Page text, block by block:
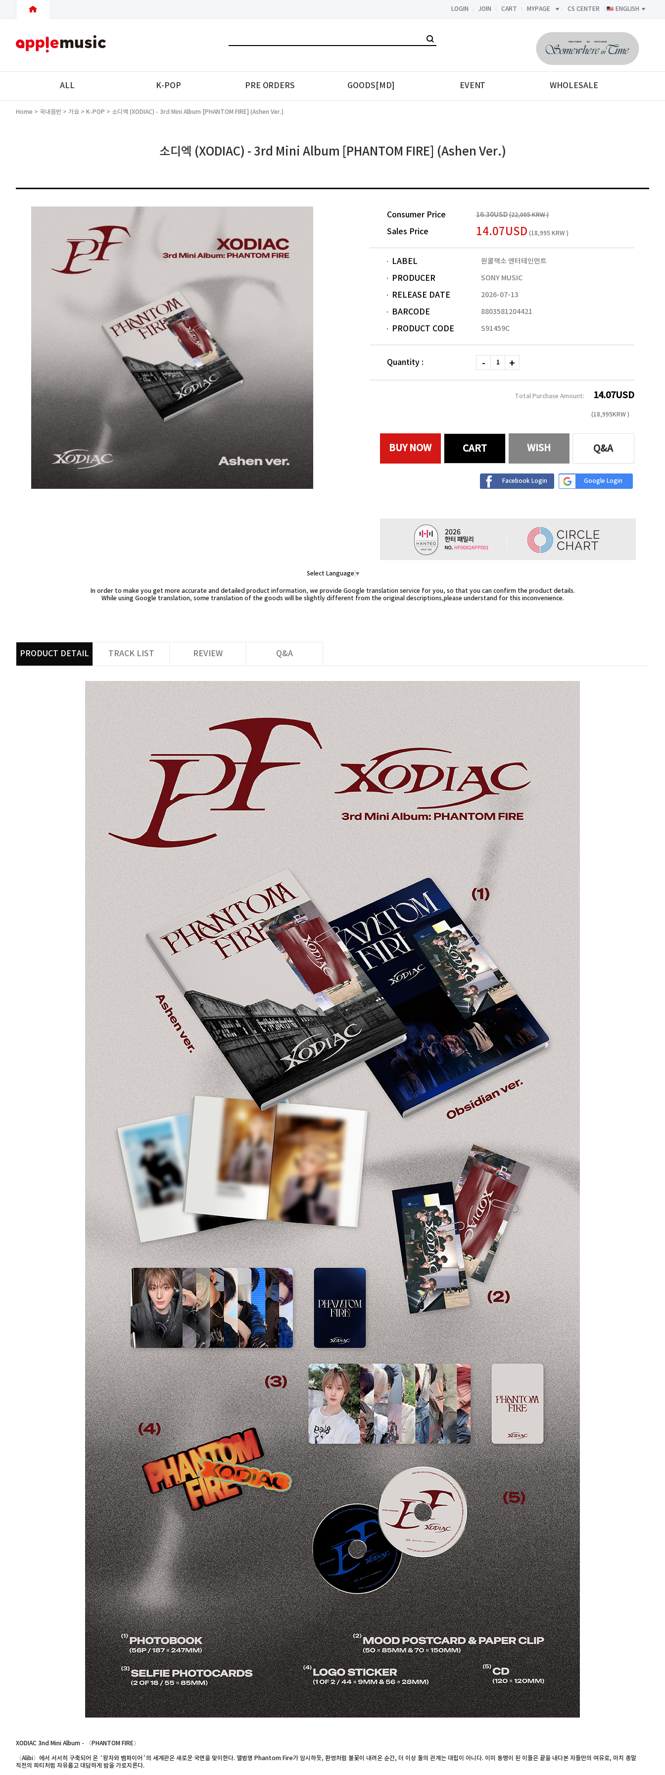
LOGIN JOIN CART MYPAGE CS CENTER ENGLISH
<-->
ALL K-POP PRE ORDERS GOODS[MD] EVENT WHOLESALE
Home > 국내음반 > 가요 > K-POP > 소디엑 (XODIAC) - 3rd Mini Album [PHANTOM FIRE] (Ashen Ver.)
소디엑 (XODIAC) - 3rd Mini Album [PHANTOM FIRE] (Ashen Ver.)
Consumer Price 16.30USD (22,005 KRW )
Sales Price 14.07USD (18,995 KRW )
LABEL 원쿨잭소 엔터테인먼트
PRODUCER SONY MUSIC
RELEASE DATE 2026-07-13
BARCODE 8803581204421
PRODUCT CODE S91459C
Quantity :
Total Purchase Amount: 14.07USD
(18,995 KRW )
BUY NOW CART WISH Q&A
Facebook Login Google Login
Select Language ▼
In order to make you get more accurate and detailed product information, we provide Google translation service for you, so that you can confirm the product details.
While using Google translation, some translation of the goods will be slightly different from the original descriptions,please understand for this inconvenience.
PRODUCT DETAIL TRACK LIST REVIEW Q&A
XODIAC 3nd Mini Album - 〈PHANTOM FIRE〉
〈Alibi〉에서 서서히 구축되어 온 ‘왕자와 뱀파이어’의 세계관은 새로운 국면을 맞이한다. 앨범명 Phantom Fire가 암시하듯, 환영처럼 불꽃이 내려온 순간, 더 이상 둘의 관계는 대립이 아니다. 이미 동맹이 된 이들은 끝을 내다본 자들만의 여유로, 마치 종말
직전의 파티처럼 자유롭고 대담하게 밤을 가로지른다.